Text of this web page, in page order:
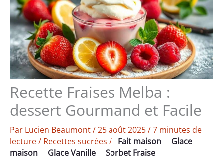
Recette Fraises Melba :
dessert Gourmand et Facile
Par Lucien Beaumont/25 août 2025/7 minutes de
lecture/ Recettes sucrées / Fait maison
Glace
maison
Glace Vanille Sorbet Fraise